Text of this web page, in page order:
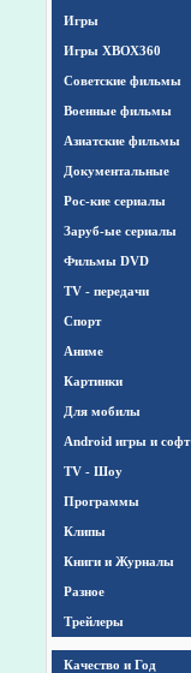
Игры
Игры ХВОХ360
Cоветские фильмы
Военные фильмы
Азиатские фильмы
Документальные
Рос-кие сериалы
Заруб-ые сериалы
Фильмы DVD
TV - передачи
Спорт
Аниме
Картинки
Для мобилы
Android игры и софт
TV - Шоу
Программы
Клипы
Книги и Журналы
Разное
Трейлеры
Качество и Год